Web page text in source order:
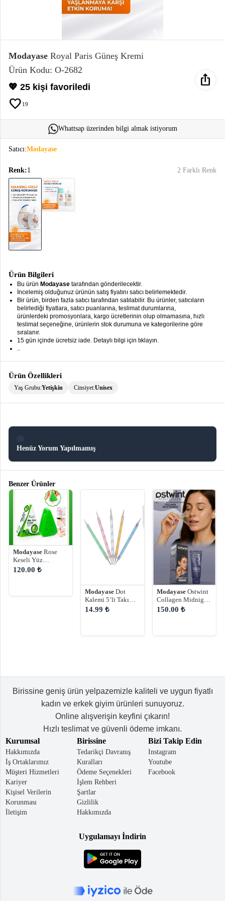
T-Shirt
Ev
Giyimkeyboard_arrow_down
Takımlarkeyboard_arrow_down
Alt
Giyimkeyboard_arrow_down
Dış
Giyimkeyboard_arrow_down
Tesettür
Giyim keyboard_arrow_down
Büyük
Beden
keyboard_arrow_down
keyboard_arrow_down
Modayase Royal Paris Güneş Kremi
Ürün Kodu: O-2682
💖 25 kişi favoriledi
favorite 19
ios_share
Whattsap üzerinden bilgi almak istiyorum
Satıcı:Modayase
Renk:1 2 Farklı Renk
Ürün Bilgileri
Bu ürün Modayase tarafından gönderilecektir.
İncelemiş olduğunuz ürünün satış fiyatını satıcı belirlemektedir.
Bir ürün, birden fazla satıcı tarafından satılabilir. Bu ürünler, satıcıların
belirlediği fiyatlara, satıcı puanlarına, teslimat durumlarına,
ürünlerdeki promosyonlara, kargo ücretlerinin olup olmamasına, hızlı
teslimat seçeneğine, ürünlerin stok durumuna ve kategorilerine göre
sıralanır.
15 gün içinde ücretsiz iade. Detaylı bilgi için tıklayın.
..
Ürün Özellikleri
Yaş Grubu:Yetişkin Cinsiyet:Unisex
Henüz Yorum Yapılmamış
Benzer Ürünler
Modayase Rose
Keseli Yüz
Temizleme Sabunu
120.00 ₺
Modayase Dot
Kalemi 5’li Takım,
Metal Başlıklı,
14.99 ₺
Modayase Ostwint
Collagen Midnight
Glow Night Mask –
150.00 ₺
Birissine geniş ürün yelpazemizle kaliteli ve uygun fiyatlı
kadın ve erkek giyim ürünleri sunuyoruz.
Online alışverişin keyfini çıkarın!
Hızlı teslimat ve güvenli ödeme imkanı.
Kurumsal
Hakkımızda
İş Ortaklarımız
Müşteri Hizmetleri
Kariyer
Kişisel Verilerin
Korunması
İletişim
Birissine
Tedarikçi Davranış
Kuralları
Ödeme Seçenekleri
İşlem Rehberi
Şartlar
Gizlilik
Hakkımızda
Bizi Takip Edin
Instagram
Youtube
Facebook
Uygulamayı İndirin